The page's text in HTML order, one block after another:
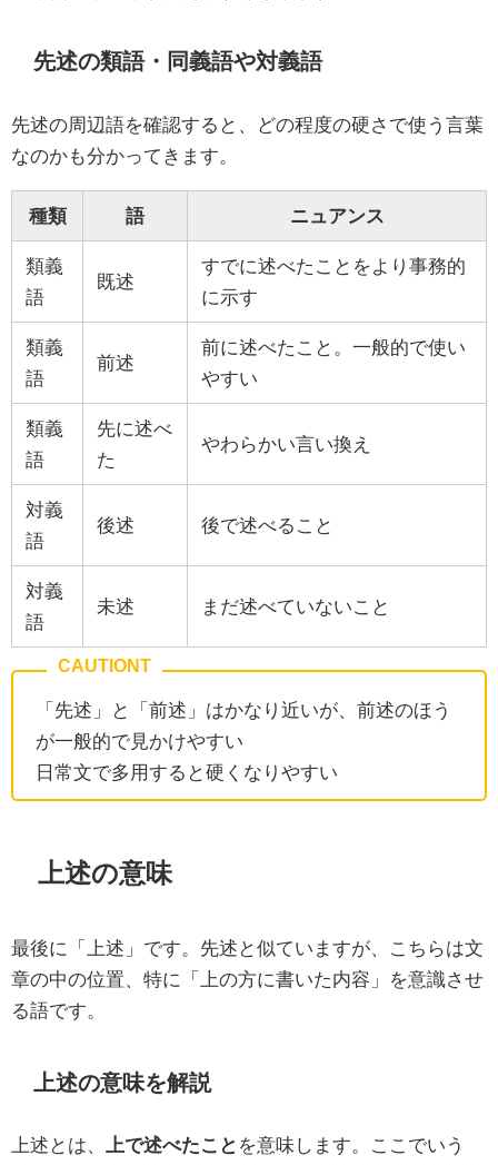
先述の類語・同義語や対義語
先述の周辺語を確認すると、どの程度の硬さで使う言葉
なのかも分かってきます。
種類 語 ニュアンス
類義
語
既述
すでに述べたことをより事務的
に示す
類義
語
前述
前に述べたこと。一般的で使い
やすい
類義
語
先に述べ
た
やわらかい言い換え
対義
語
後述 後で述べること
対義
語
未述 まだ述べていないこと
「先述」と「前述」はかなり近いが、前述のほう
が一般的で見かけやすい
日常文で多用すると硬くなりやすい
上述の意味
最後に「上述」です。先述と似ていますが、こちらは文
章の中の位置、特に「上の方に書いた内容」を意識させ
る語です。
上述の意味を解説
上述とは、 上で述べたこと を意味します。ここでいう